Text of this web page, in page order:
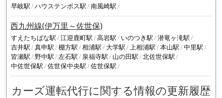
早岐駅 ハウステンボス駅 南風崎駅
西九州線(伊万里～佐世保)
すえたちばな駅 江迎鹿町駅 高岩駅 いのつき駅 潜竜ヶ滝駅
吉井駅 真申駅 棚方駅 相浦駅 大学駅 上相浦駅 本山駅 中里駅
皆瀬駅 野中駅 左石駅 泉福寺駅 山の田駅 北佐世保駅
中佐世保駅 佐世保中央駅 佐世保駅
カーズ運転代行に関する情報の更新履歴